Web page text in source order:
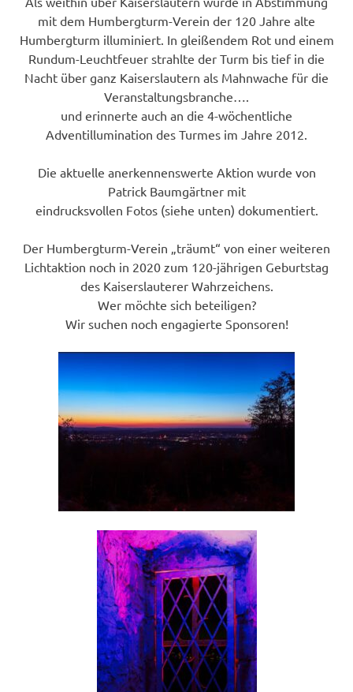
mit dem Humbergturm-Verein der 120 Jahre alte
Humbergturm illuminiert. In gleißendem Rot und einem
Rundum-Leuchtfeuer strahlte der Turm bis tief in die
Nacht über ganz Kaiserslautern als Mahnwache für die
Veranstaltungsbranche….
und erinnerte auch an die 4-wöchentliche
Adventillumination des Turmes im Jahre 2012.
Die aktuelle anerkennenswerte Aktion wurde von
Patrick Baumgärtner mit
eindrucksvollen Fotos (siehe unten) dokumentiert.
Der Humbergturm-Verein „träumt“ von einer weiteren
Lichtaktion noch in 2020 zum 120-jährigen Geburtstag
des Kaiserslauterer Wahrzeichens.
Wer möchte sich beteiligen?
Wir suchen noch engagierte Sponsoren!